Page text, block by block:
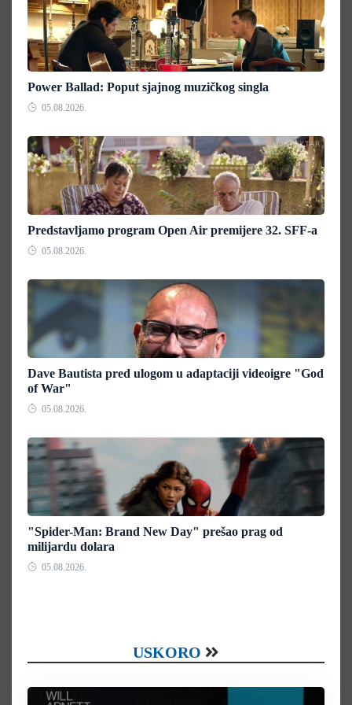
Power Ballad: Poput sjajnog muzičkog singla
05.08.2026.
Predstavljamo program Open Air premijere 32. SFF-a
05.08.2026.
Dave Bautista pred ulogom u adaptaciji videoigre "God
of War"
05.08.2026.
"Spider-Man: Brand New Day" prešao prag od
milijardu dolara
05.08.2026.
USKORO